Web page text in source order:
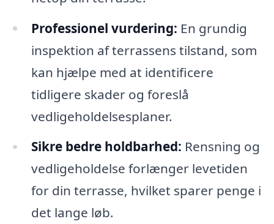
Professionel vurdering: En grundig
inspektion af terrassens tilstand, som
kan hjælpe med at identificere
tidligere skader og foreslå
vedligeholdelsesplaner.
Sikre bedre holdbarhed: Rensning og
vedligeholdelse forlænger levetiden
for din terrasse, hvilket sparer penge i
det lange løb.